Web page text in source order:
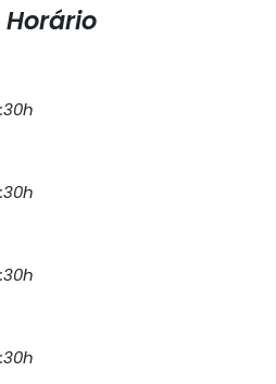
Horário